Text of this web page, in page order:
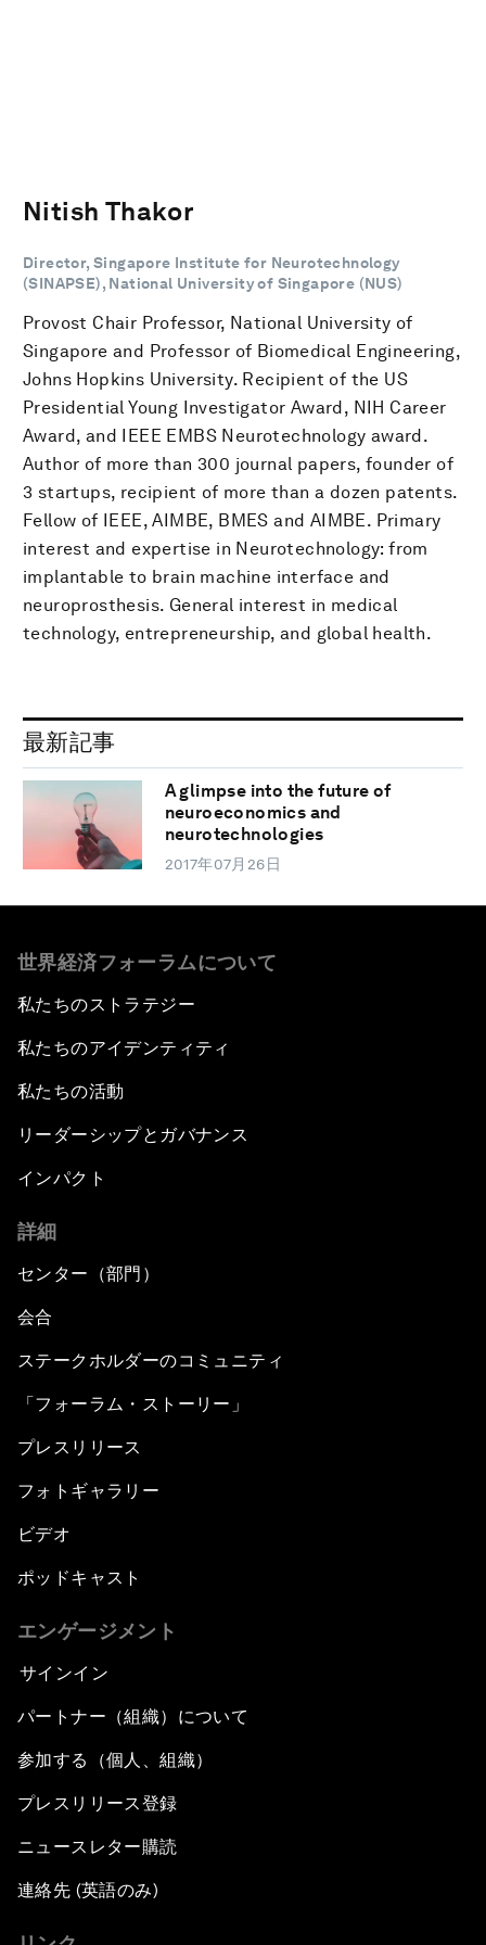
Nitish Thakor
Director, Singapore Institute for Neurotechnology
(SINAPSE), National University of Singapore (NUS)
Provost Chair Professor, National University of
Singapore and Professor of Biomedical Engineering,
Johns Hopkins University. Recipient of the US
Presidential Young Investigator Award, NIH Career
Award, and IEEE EMBS Neurotechnology award.
Author of more than 300 journal papers, founder of
3 startups, recipient of more than a dozen patents.
Fellow of IEEE, AIMBE, BMES and AIMBE. Primary
interest and expertise in Neurotechnology: from
implantable to brain machine interface and
neuroprosthesis. General interest in medical
technology, entrepreneurship, and global health.
最新記事
A glimpse into the future of
neuroeconomics and
neurotechnologies
2017年07月26日
世界経済フォーラムについて
私たちのストラテジー
私たちのアイデンティティ
私たちの活動
リーダーシップとガバナンス
インパクト
詳細
センター（部門）
会合
ステークホルダーのコミュニティ
「フォーラム・ストーリー」
プレスリリース
フォトギャラリー
ビデオ
ポッドキャスト
エンゲージメント
サインイン
パートナー（組織）について
参加する（個人、組織）
プレスリリース登録
ニュースレター購読
連絡先 (英語のみ)